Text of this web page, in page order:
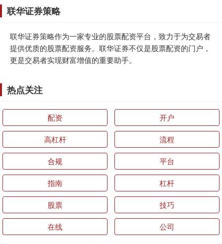
联华证券策略
联华证券策略作为一家专业的股票配资平台，致力于为交易者
提供优质的股票配资服务。联华证券不仅是股票配资的门户，
更是交易者实现财富增值的重要助手。
热点关注
配资 开户
高杠杆 流程
合规 平台
指南 杠杆
股票 技巧
在线 公司